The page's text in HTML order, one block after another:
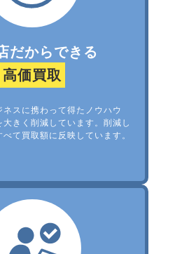
だからできる
高価買取
スに携わって得たノウハウ
きく削減しています。削減し
て買取額に反映しています。